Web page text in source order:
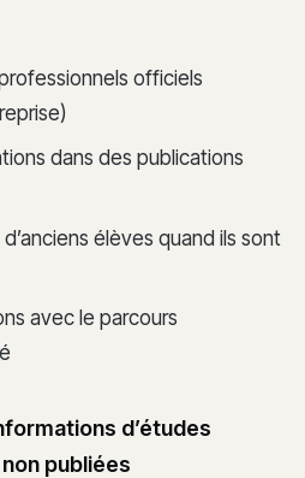
officiels
dans des publications
élèves quand ils sont
avec le parcours
d’études
publiées